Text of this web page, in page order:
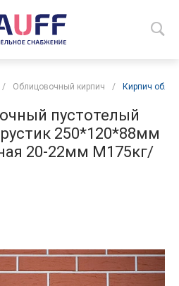
/ Облицовочный кирпич / Кирпич
пустотелый
250*120*88мм
20-22мм М175кг/